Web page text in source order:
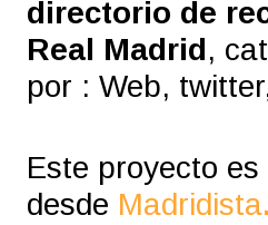
directorio de
Real Madrid,
por : Web,
Este proyecto
desde Madridista